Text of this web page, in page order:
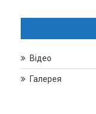
Відео
Галерея